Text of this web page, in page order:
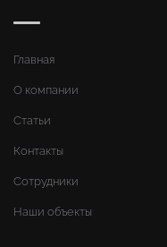
Главная
О компании
Статьи
Контакты
Сотрудники
Наши объекты